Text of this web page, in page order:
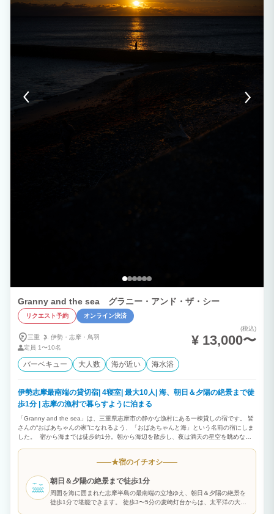
Granny and the sea グラニー・アンド・ザ・シー
リクエスト予約 オンライン決済
三重 伊勢・ 志摩・ 鳥羽
定員 1〜10名
(税込)
¥ 13,000〜
バーベキュー 大人数 海が近い 海水浴
伊勢志摩最南端の貸切宿| 4寝室| 最大10人| 海、朝日＆夕陽の絶景まで徒
歩1分 | 志摩の漁村で暮らすように泊まる
「Granny and the sea」は、三重県志摩市の静かな漁村にある一棟貸しの宿です。 皆
さんの“おばあちゃんの家”になれるよう、「おばあちゃんと海」という名前の宿にしま
した。 宿から海までは徒歩約1分。朝から海辺を散歩し、夜は満天の星空を眺めなが
ご友人とくつろいでいただけます。 宿の周辺には昔ながらの漁村の風景が広がり、観
新鮮な魚介類を買い、みんなで料理を楽しむのもおすすめです。 最大10名様まで宿泊
可能で、ファミリー旅行や大人のグループ旅行にも最適。 キッチンや調理器具も揃っ
ているため、長期滞在やワーケーションにもご利用いただけます。 この宿は地域のお
じいちゃんやおばあちゃんたちにも支えられながら運営しています。 手作りの案内看
★宿のイチオシ
朝日＆夕陽の絶景まで徒歩1分
周囲を海に囲まれた志摩半島の最南端の立地ゆえ、朝日＆夕陽の絶景を
徒歩1分で堪能できます。 徒歩3〜5分の麦崎灯台からは、太平洋の大パ